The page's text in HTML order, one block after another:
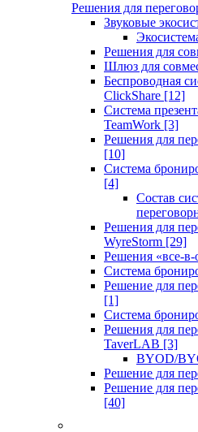
Решения для
Звуковые
Решения для
Шлюз для
Беспроводная
ClickShare [12]
Система
TeamWork [3]
Решения для
[10]
Система
[4]
Состав
Решения для
WyreStorm [29]
Решения «все-
Система
Решение для
[1]
Система
Решения для
TaverLAB [3]
BYOD/
Решение для
Решение для
[40]